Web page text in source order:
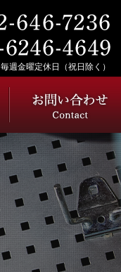
毎週金曜定休日（祝日除く）